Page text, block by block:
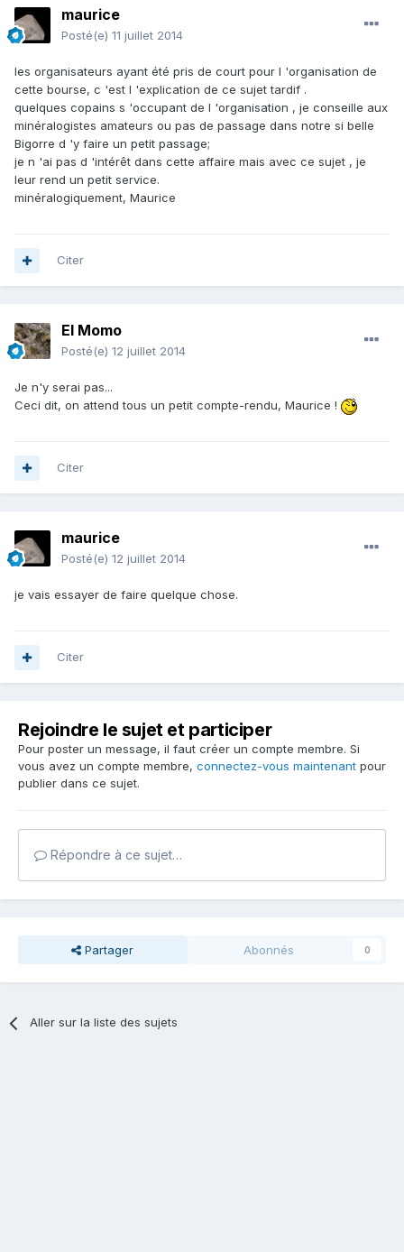
maurice
Posté(e) 11 juillet 2014
les organisateurs ayant été pris de court pour l 'organisation de
cette bourse, c 'est l 'explication de ce sujet tardif .
quelques copains s 'occupant de l 'organisation , je conseille aux
minéralogistes amateurs ou pas de passage dans notre si belle
Bigorre d 'y faire un petit passage;
je n 'ai pas d 'intérêt dans cette affaire mais avec ce sujet , je
leur rend un petit service.
minéralogiquement, Maurice
Citer
El Momo
Posté(e) 12 juillet 2014
Je n'y serai pas...
Ceci dit, on attend tous un petit compte-rendu, Maurice !
Citer
maurice
Posté(e) 12 juillet 2014
je vais essayer de faire quelque chose.
Citer
Rejoindre le sujet et participer
Pour poster un message, il faut créer un compte membre. Si
vous avez un compte membre, connectez-vous maintenant pour
publier dans ce sujet.
Répondre à ce sujet…
Partager Abonnés 0
Aller sur la liste des sujets